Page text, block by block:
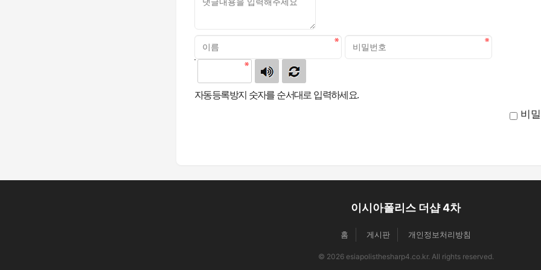
자동등록방지 숫자를 순서대로 입력하세요.
비
이시아폴리스 더샵 4차
홈 게시판 개인정보처리방침
© 2026 esiapolisthesharp4.co.kr. All rights reserved.